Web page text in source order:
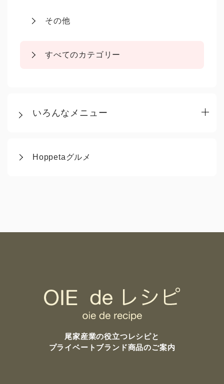
その他
すべてのカテゴリー
いろんなメニュー
Hoppetaグルメ
尾家産業の役立つレシピと
プライベートブランド商品のご案内